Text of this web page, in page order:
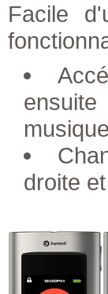
Facile
droite